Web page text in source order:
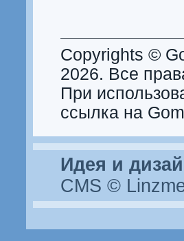
Copyrights ©
2026. Все
При
ссылка на
Идея и
CMS ©